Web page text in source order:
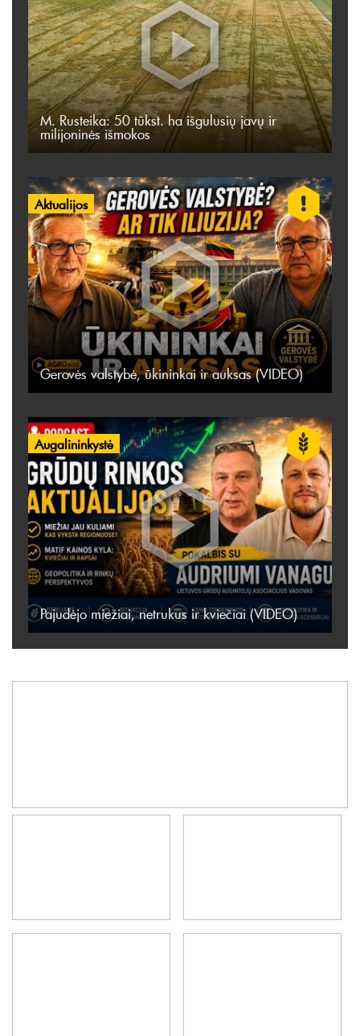
M. Rusteika: 50 tūkst. ha išgulusių javų ir
milijoninės išmokos
Aktualijos
Gerovės valstybė, ūkininkai ir auksas (VIDEO)
Augalininkystė
Pajudėjo miežiai, netrukus ir kviečiai (VIDEO)